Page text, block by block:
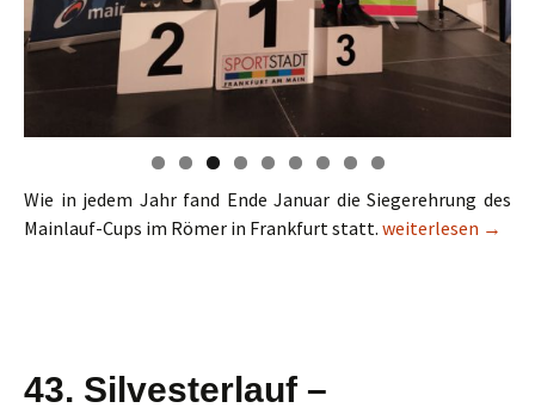
Wie in jedem Jahr fand Ende Januar die Siegerehrung des
Mainlauf-Cups im Römer in Frankfurt statt. Siegerehrung
weiterlesen →
43. Silvesterlauf –